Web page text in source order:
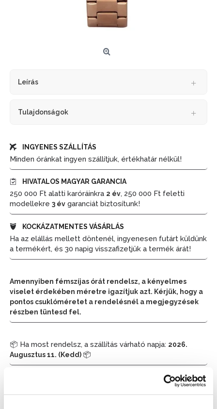
Leírás
Tulajdonságok
INGYENES SZÁLLÍTÁS
Minden óránkat ingyen szállítjuk, értékhatár nélkül!
HIVATALOS MAGYAR GARANCIA
250 000 Ft alatti karóráinkra 2 év, 250 000 Ft feletti
modellekre 3 év garanciát biztosítunk!
KOCKÁZATMENTES VÁSÁRLÁS
Ha az elállás mellett döntenél, ingyenesen futárt küldünk
a termékért, és 30 napig visszafizetjük a termék árát!
Amennyiben fémszíjas órát rendelsz, a kényelmes
viselet érdekében méretre igazítjuk azt. Kérjük, hogy a
pontos csuklóméretet a rendelésnél a megjegyzések
részben tüntesd fel.
📦 Ha most rendelsz, a szállítás várható napja: 2026.
Augusztus 11. (Kedd) 📦